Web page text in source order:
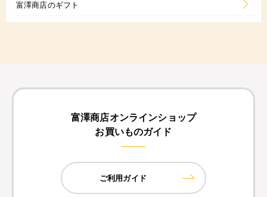
富澤商店のギフト
富澤商店オンラインショップ
お買いものガイド
ご利用ガイド